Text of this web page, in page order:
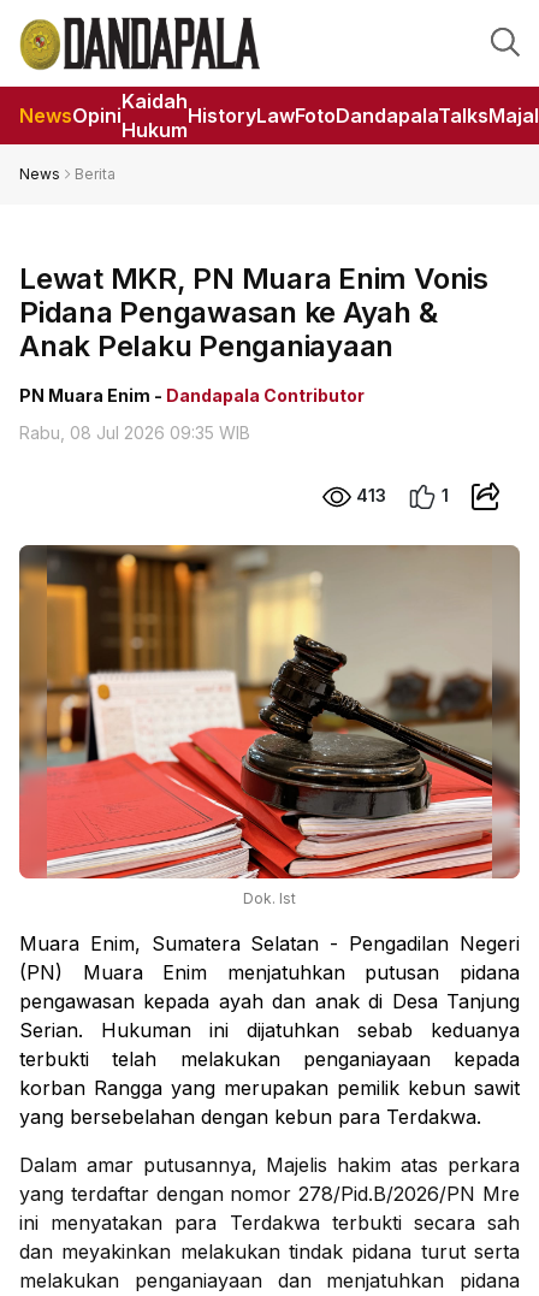
NewsOpini
Kaidah
Hukum
HistoryLawFotoDandapalaTalks
News Berita
Lewat MKR, PN Muara Enim Vonis
Pidana Pengawasan ke Ayah &
Anak Pelaku Penganiayaan
PN Muara Enim - Dandapala Contributor
Rabu, 08 Jul 2026 09:35 WIB
413 1
Dok. Ist
Muara Enim, Sumatera Selatan - Pengadilan Negeri
(PN) Muara Enim menjatuhkan putusan pidana
pengawasan kepada ayah dan anak di Desa Tanjung
Serian. Hukuman ini dijatuhkan sebab keduanya
terbukti telah melakukan penganiayaan kepada
korban Rangga yang merupakan pemilik kebun sawit
yang bersebelahan dengan kebun para Terdakwa.
Dalam amar putusannya, Majelis hakim atas perkara
yang terdaftar dengan nomor 278/Pid.B/2026/PN Mre
ini menyatakan para Terdakwa terbukti secara sah
dan meyakinkan melakukan tindak pidana turut serta
melakukan penganiayaan dan menjatuhkan pidana